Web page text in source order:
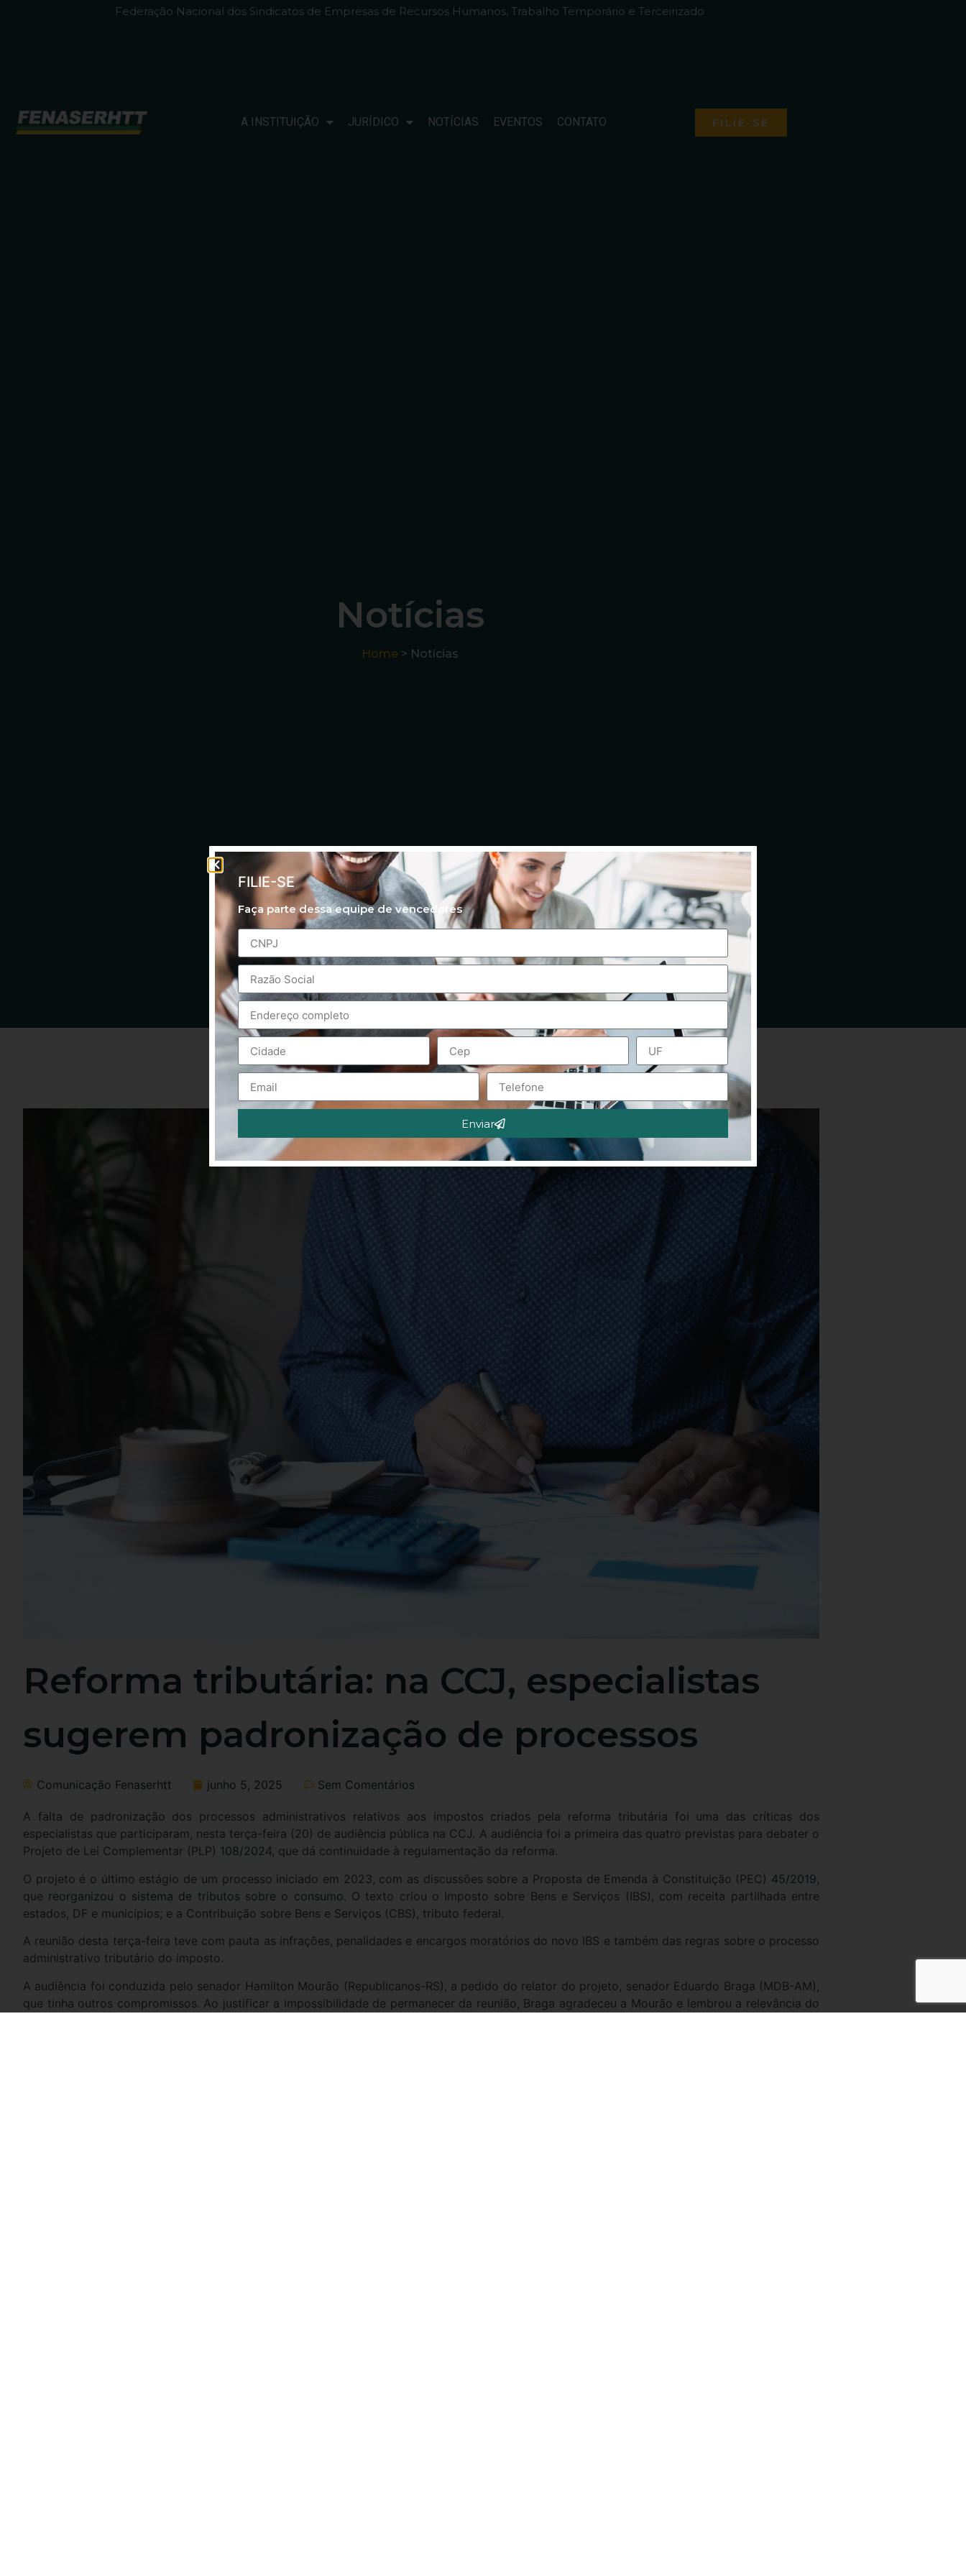
Federação Nacional dos Sindicatos de Empresas de Recursos Humanos, Trabalho Temporário e Terceirizado
A INSTITUIÇÃO JURÍDICO NOTÍCIAS EVENTOS CONTATO FILIE-SE
Notícias
Home > Notícias
Reforma tributária: na CCJ, especialistas
sugerem padronização de processos
Comunicação Fenaserhtt junho 5, 2025 Sem Comentários
A falta de padronização dos processos administrativos relativos aos impostos criados pela reforma tributária foi uma das críticas dos
especialistas que participaram, nesta terça-feira (20) de audiência pública na CCJ. A audiência foi a primeira das quatro previstas para debater o
Projeto de Lei Complementar (PLP) 108/2024, que dá continuidade à regulamentação da reforma.
O projeto é o último estágio de um processo iniciado em 2023, com as discussões sobre a Proposta de Emenda à Constituição (PEC) 45/2019
que reorganizou o sistema de tributos sobre o consumo. O texto criou o Imposto sobre Bens e Serviços (IBS), com receita partilhada entre
estados, DF e municípios; e a Contribuição sobre Bens e Serviços (CBS), tributo federal.
A reunião desta terça-feira teve com pauta as infrações, penalidades e encargos moratórios do novo IBS e também das regras sobre o processo
administrativo tributário do imposto.
A audiência foi conduzida pelo senador Hamilton Mourão (Republicanos-RS), a pedido do relator do projeto, senador Eduardo Braga (MDB-AM),
que tinha outros compromissos. Ao justificar a impossibilidade de permanecer da reunião, Braga agradeceu a Mourão e lembrou a relevância do
FILIE-SE
Faça parte dessa equipe de vencedores
Enviar
Alternative: